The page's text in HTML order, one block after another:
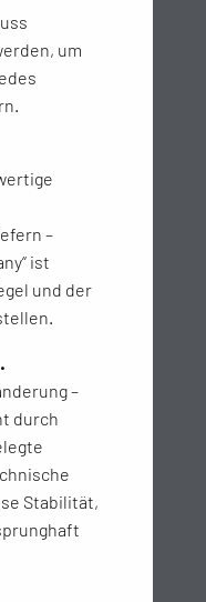
um
–
ist
und der
–
durch
Stabilität,